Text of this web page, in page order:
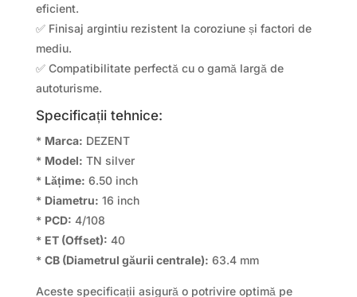
eficient.
✅ Finisaj argintiu rezistent la coroziune și factori de
mediu.
✅ Compatibilitate perfectă cu o gamă largă de
autoturisme.
Specificații tehnice:
* Marca: DEZENT
* Model: TN silver
* Lățime: 6.50 inch
* Diametru: 16 inch
* PCD: 4/108
* ET (Offset): 40
* CB (Diametrul găurii centrale): 63.4 mm
Aceste specificații asigură o potrivire optimă pe